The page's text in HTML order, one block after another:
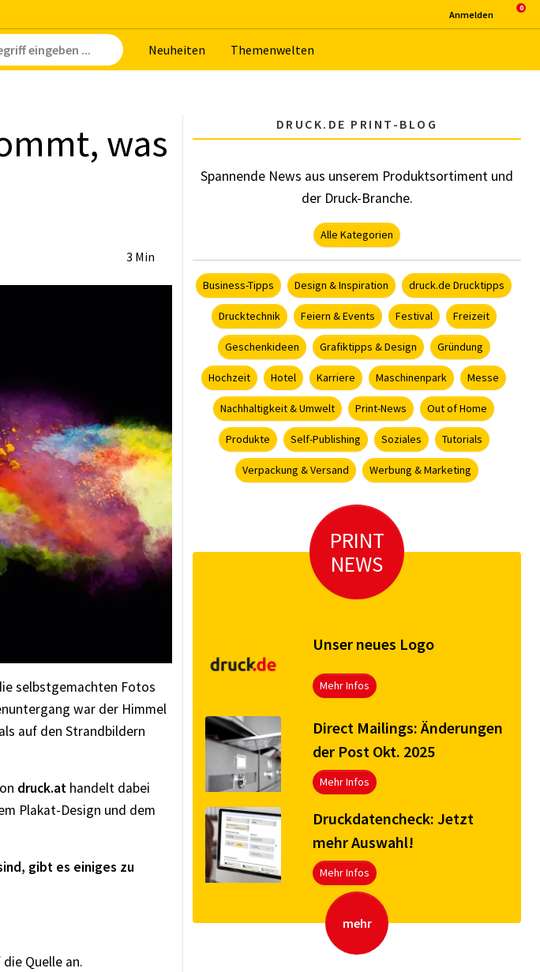
Neu­hei­ten The­men­wel­ten
An­mel­den
was
3 Min
selbstgemachten Fotos
war der Himmel
auf den Strandbildern
druck.at handelt dabei
Plakat-Design und dem
gibt es einiges zu
Quelle an.
DRUCK.DE PRINT-BLOG
Spannende News aus unserem Produktsortiment und
der Druck-Branche.
Alle Kategorien
Business-Tipps Design & Inspiration druck.de Drucktipps
Drucktechnik Feiern & Events Festival Freizeit
Geschenkideen Grafiktipps & Design Gründung
Hochzeit Hotel Karriere Maschinenpark Messe
Nachhaltigkeit & Umwelt Print-News Out of Home
Produkte Self-Publishing Soziales Tutorials
Verpackung & Versand Werbung & Marketing
PRINT
NEWS
Unser neues Logo
Mehr Infos
Direct Mailings: Änderungen
der Post Okt. 2025
Mehr Infos
Druck­da­ten­check: Jetzt
mehr Aus­wahl!
Mehr Infos
mehr